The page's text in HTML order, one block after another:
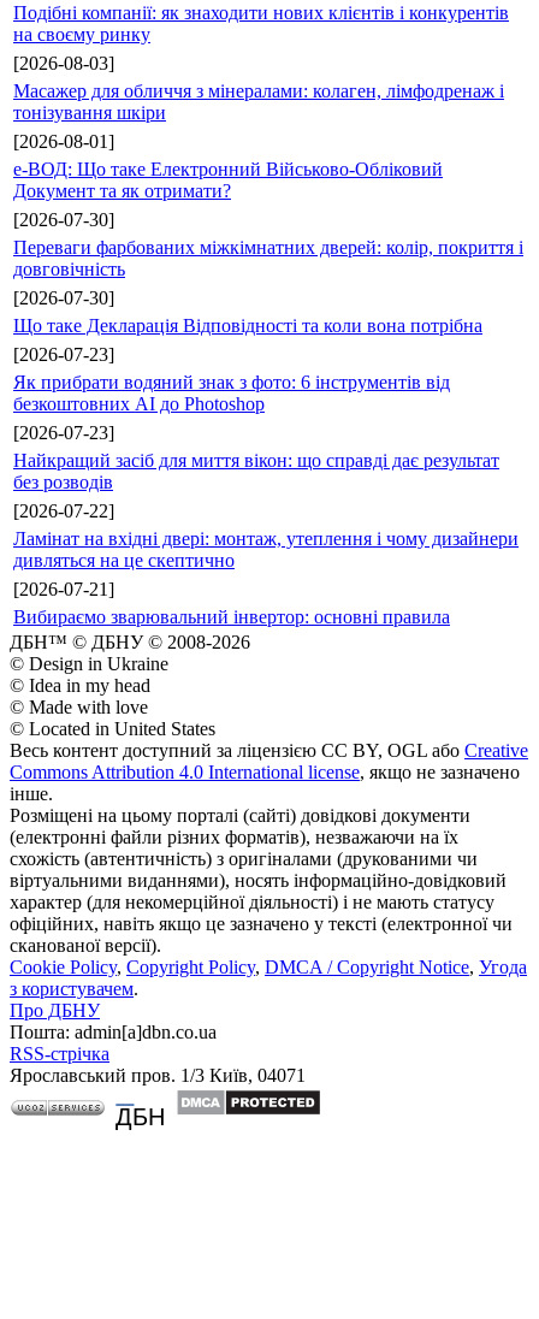
Подібні компанії: як знаходити нових клієнтів і конкурентів
на своєму ринку
[2026-08-03]
Масажер для обличчя з мінералами: колаген, лімфодренаж і
тонізування шкіри
[2026-08-01]
е-ВОД: Що таке Електронний Військово-Обліковий
Документ та як отримати?
[2026-07-30]
Переваги фарбованих міжкімнатних дверей: колір, покриття і
довговічність
[2026-07-30]
Що таке Декларація Відповідності та коли вона потрібна
[2026-07-23]
Як прибрати водяний знак з фото: 6 інструментів від
безкоштовних AI до Photoshop
[2026-07-23]
Найкращий засіб для миття вікон: що справді дає результат
без розводів
[2026-07-22]
Ламінат на вхідні двері: монтаж, утеплення і чому дизайнери
дивляться на це скептично
[2026-07-21]
Вибираємо зварювальний інвертор: основні правила
ДБН™ © ДБНУ © 2008-2026
© Design in Ukraine
© Idea in my head
© Made with love
© Located in United States
Весь контент доступний за ліцензією CC BY, OGL або Creative
Commons Attribution 4.0 International license, якщо не зазначено
інше.
Розміщені на цьому порталі (сайті) довідкові документи
(електронні файли різних форматів), незважаючи на їх
схожість (автентичність) з оригіналами (друкованими чи
віртуальними виданнями), носять інформаційно-довідковий
характер (для некомерційної діяльності) і не мають статусу
офіційних, навіть якщо це зазначено у тексті (електронної чи
сканованої версії).
Cookie Policy, Copyright Policy, DMCA / Copyright Notice, Угода
з користувачем.
Про ДБНУ
Пошта: admin[а]dbn.co.ua
RSS-стрічка
Ярославський пров. 1/3 Київ, 04071